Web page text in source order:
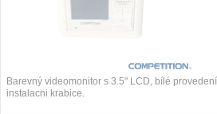
Barevný videomonitor s 3.5" LCD, bílé
instalacni krabice.